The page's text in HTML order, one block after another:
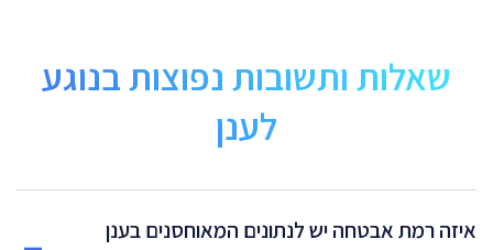
שאלות ותשובות נפוצות בנוגע
לענן
איזה רמת אבטחה יש לנתונים המאוחסנים בענן